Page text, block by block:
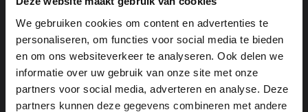
We gebruiken cookies om content en advertenties te
personaliseren, om functies voor social media te bieden
en om ons websiteverkeer te analyseren. Ook delen we
informatie over uw gebruik van onze site met onze
partners voor social media, adverteren en analyse. Deze
partners kunnen deze gegevens combineren met andere